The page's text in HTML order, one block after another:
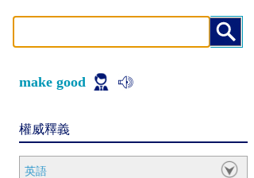
make good
權威釋義
英語